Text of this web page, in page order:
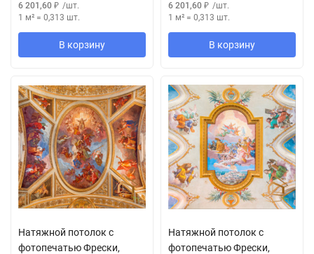
6 201,60 ₽ /шт.
1 м² = 0,313 шт.
В корзину
6 201,60 ₽ /шт.
1 м² = 0,313 шт.
В корзину
Натяжной потолок с
фотопечатью Фрески,
Натяжной потолок с
фотопечатью Фрески,